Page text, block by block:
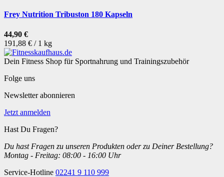
Frey Nutrition Tribuston 180 Kapseln
44,90 €
191,88 € / 1 kg
Dein Fitness Shop für Sportnahrung und Trainingszubehör
Folge uns
Newsletter abonnieren
Jetzt anmelden
Hast Du Fragen?
Du hast Fragen zu unseren Produkten oder zu Deiner Bestellung?
Montag - Freitag: 08:00 - 16:00 Uhr
Service-Hotline 02241 9 110 999